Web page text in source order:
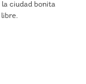
la ciudad bonita